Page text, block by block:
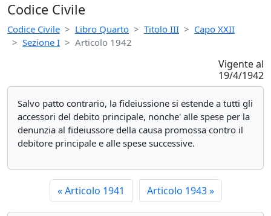
Codice Civile
Codice Civile Libro Quarto Titolo III
Capo XXII
Sezione I
Articolo 1942
Vigente al
19/4/1942
Salvo patto contrario, la fideiussione si estende a tutti gli
accessori del debito principale, nonche' alle spese per la
denunzia al fideiussore della causa promossa contro il
debitore principale e alle spese successive.
«Articolo 1941 Articolo 1943»